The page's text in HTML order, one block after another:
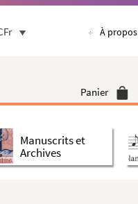
À propos
Panier
Manuscrits et
Archives